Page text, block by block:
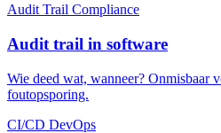
Audit Trail Compliance
Audit trail in software
Wie deed wat, wanneer? Onmisbaar
foutopsporing.
CI/CD DevOps